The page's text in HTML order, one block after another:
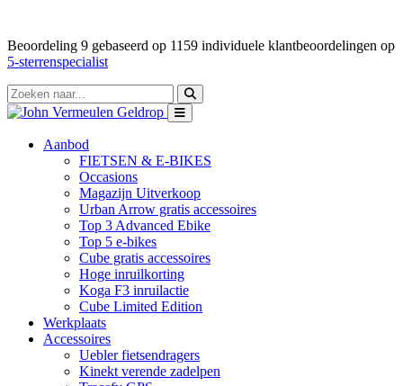
Beoordeling 9 gebaseerd op 1159 individuele klantbeoordelingen op
5-sterrenspecialist
Aanbod
FIETSEN & E-BIKES
Occasions
Magazijn Uitverkoop
Urban Arrow gratis accessoires
Top 3 Advanced Ebike
Top 5 e-bikes
Cube gratis accessoires
Hoge inruilkorting
Koga F3 inruilactie
Cube Limited Edition
Werkplaats
Accessoires
Uebler fietsendragers
Kinekt verende zadelpen